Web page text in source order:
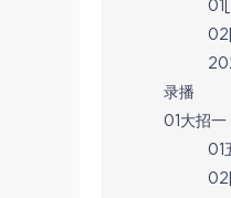
录播
01大招一
01